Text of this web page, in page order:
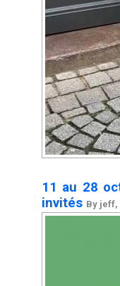
11 au 28
invités By jeff,